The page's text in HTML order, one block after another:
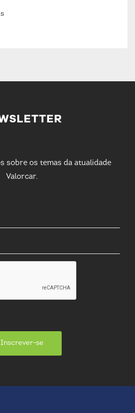
sobre os temas da atualidade
Valorcar.
Inscrever-se